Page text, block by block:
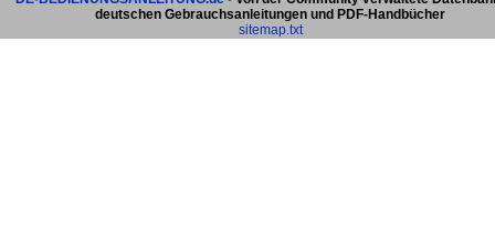
deutschen Gebrauchsanleitungen und PDF-Handbücher
sitemap.txt